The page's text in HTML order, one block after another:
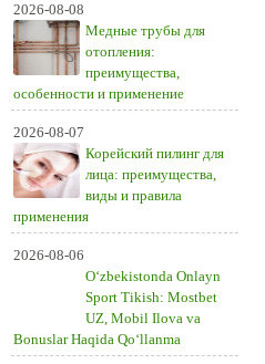
2026-08-08
Медные трубы для
отопления:
преимущества,
особенности и применение
2026-08-07
Корейский пилинг для
лица: преимущества,
виды и правила
применения
2026-08-06
O‘zbekistonda Onlayn
Sport Tikish: Mostbet
UZ, Mobil Ilova va
Bonuslar Haqida Qo‘llanma